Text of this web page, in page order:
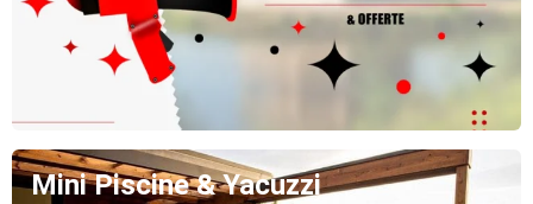
Mini Piscine & Yacuzzi